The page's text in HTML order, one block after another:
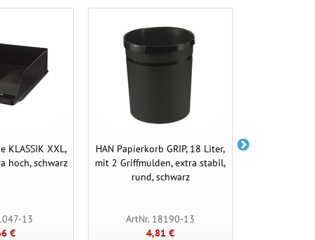
KLASSIK XXL,
hoch, schwarz
13
€
HAN Papierkorb GRIP, 18 Liter,
mit 2 Griffmulden, extra stabil,
rund, schwarz
ArtNr. 18190-13
4,81 €